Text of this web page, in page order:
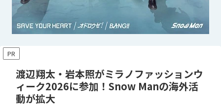
PR
渡辺翔太・岩本照がミラノファッションウ
ィーク2026に参加！Snow Manの海外活
動が拡大